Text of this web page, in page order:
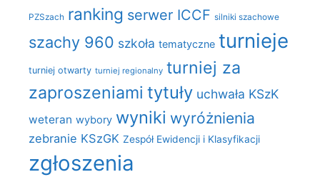
PZSzach ranking serwer ICCF silniki szachowe
szachy 960 szkoła tematyczne turnieje
turniej otwarty turniej regionalny turniej za
zaproszeniami tytuły uchwała KSzK
weteran wybory wyniki wyróżnienia
zebranie KSzGK Zespół Ewidencji i Klasyfikacji
zgłoszenia